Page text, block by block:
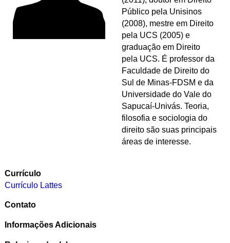
Público pela Unisinos
(2008), mestre em Direito
pela UCS (2005) e
graduação em Direito
pela UCS. É professor da
Faculdade de Direito do
Sul de Minas-FDSM e da
Universidade do Vale do
Sapucaí-Univás. Teoria,
filosofia e sociologia do
direito são suas principais
áreas de interesse.
Currículo
Currículo Lattes
Contato
Informações Adicionais